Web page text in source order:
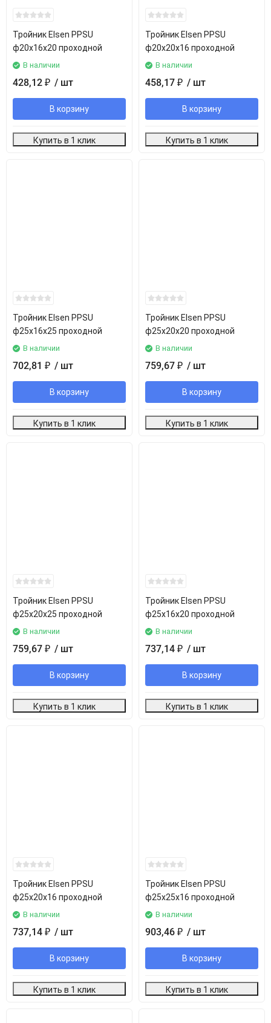
Тройник Elsen PPSU
ф20х16х20 проходной
В наличии
428,12 ₽ / шт
В корзину
Купить в 1 клик
Тройник Elsen PPSU
ф20х20х16 проходной
В наличии
458,17 ₽ / шт
В корзину
Купить в 1 клик
Тройник Elsen PPSU
ф25х16х25 проходной
В наличии
702,81 ₽ / шт
В корзину
Купить в 1 клик
Тройник Elsen PPSU
ф25х20х20 проходной
В наличии
759,67 ₽ / шт
В корзину
Купить в 1 клик
Тройник Elsen PPSU
ф25х20х25 проходной
В наличии
759,67 ₽ / шт
В корзину
Купить в 1 клик
Тройник Elsen PPSU
ф25х16х20 проходной
В наличии
737,14 ₽ / шт
В корзину
Купить в 1 клик
Тройник Elsen PPSU
ф25х20х16 проходной
В наличии
737,14 ₽ / шт
В корзину
Купить в 1 клик
Тройник Elsen PPSU
ф25х25х16 проходной
В наличии
903,46 ₽ / шт
В корзину
Купить в 1 клик